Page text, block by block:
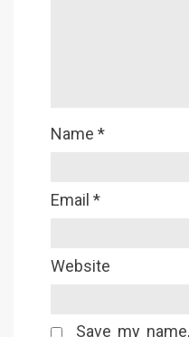
Name *
Email *
Website
Save my